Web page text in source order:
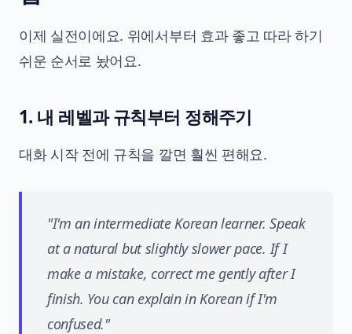
이제 실전이에요. 위에서부터 효과 좋고 따라 하기
쉬운 순서로 놨어요.
1. 내 레벨과 규칙부터 정해주기
대화 시작 전에 규칙을 깔면 훨씬 편해요.
"I'm an intermediate Korean learner. Speak
at a natural but slightly slower pace. If I
make a mistake, correct me gently after I
finish. You can explain in Korean if I'm
confused."